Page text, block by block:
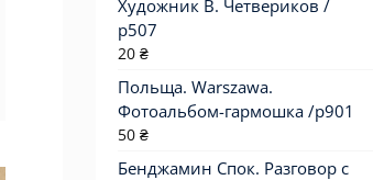
Художник В. Четвериков /
р507
20 ₴
Польща. Warszawa.
Фотоальбом-гармошка /р901
50 ₴
Бенджамин Спок. Разговор с